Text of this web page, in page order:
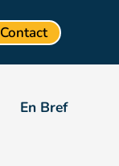
Contact
En Bref